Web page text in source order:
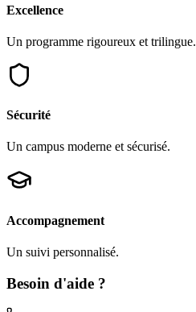
Excellence
Un programme rigoureux et trilingue.
Sécurité
Un campus moderne et sécurisé.
Accompagnement
Un suivi personnalisé.
Besoin d'aide ?